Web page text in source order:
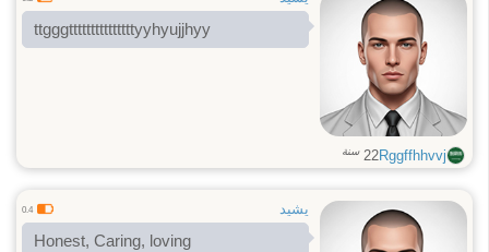
ttgggtttttttttttttttyyhyujjhyy
Rggffhhvvj
22 سنة
يشيد 0.4
Honest, Caring, loving